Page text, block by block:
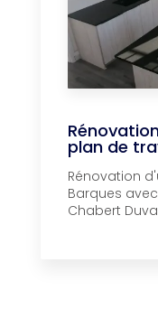
plan de
Rénovation
Barques
Chabert